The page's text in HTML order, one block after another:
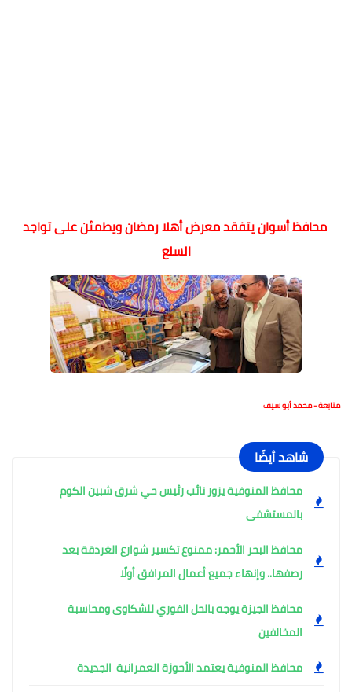
محافظ أسوان يتفقد معرض أهلا رمضان ويطمئن على تواجد
السلع
متابعة - محمد أبو سيف
شاهد أيضًا
محافظ المنوفية يزور نائب رئيس حي شرق شبين الكوم
بالمستشفى
محافظ البحر الأحمر: ممنوع تكسير شوارع الغردقة بعد
رصفها.. وإنهاء جميع أعمال المرافق أولًا
محافظ الجيزة يوجه بالحل الفوري للشكاوى ومحاسبة
المخالفين
محافظ المنوفية يعتمد الأحوزة العمرانية الجديدة